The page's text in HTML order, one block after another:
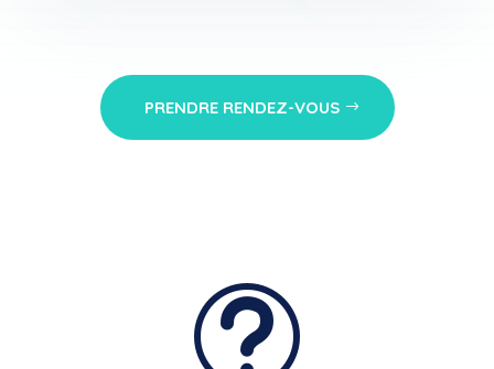
PRENDRE RENDEZ-VOUS
t